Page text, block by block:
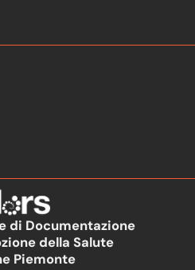
di Documentazione
della Salute
Piemonte